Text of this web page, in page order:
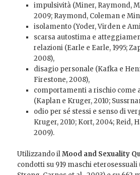
impulsività (Miner, Raymond,
2009; Raymond, Coleman e
isolamento (Yoder, Virden e
scarsa autostima e
relazioni (Earle e Earle, 1995;
2008),
disagio personale (Kafka e
Firestone, 2008),
comportamenti a rischio come
(Kaplan e Kruger, 2010;
odio per sé stessi e senso di
Kruger, 2010; Kort, 2004; Reid,
2009).
Utilizzando ilMood and Sexuality
condotti su 919 maschi eterosessuali